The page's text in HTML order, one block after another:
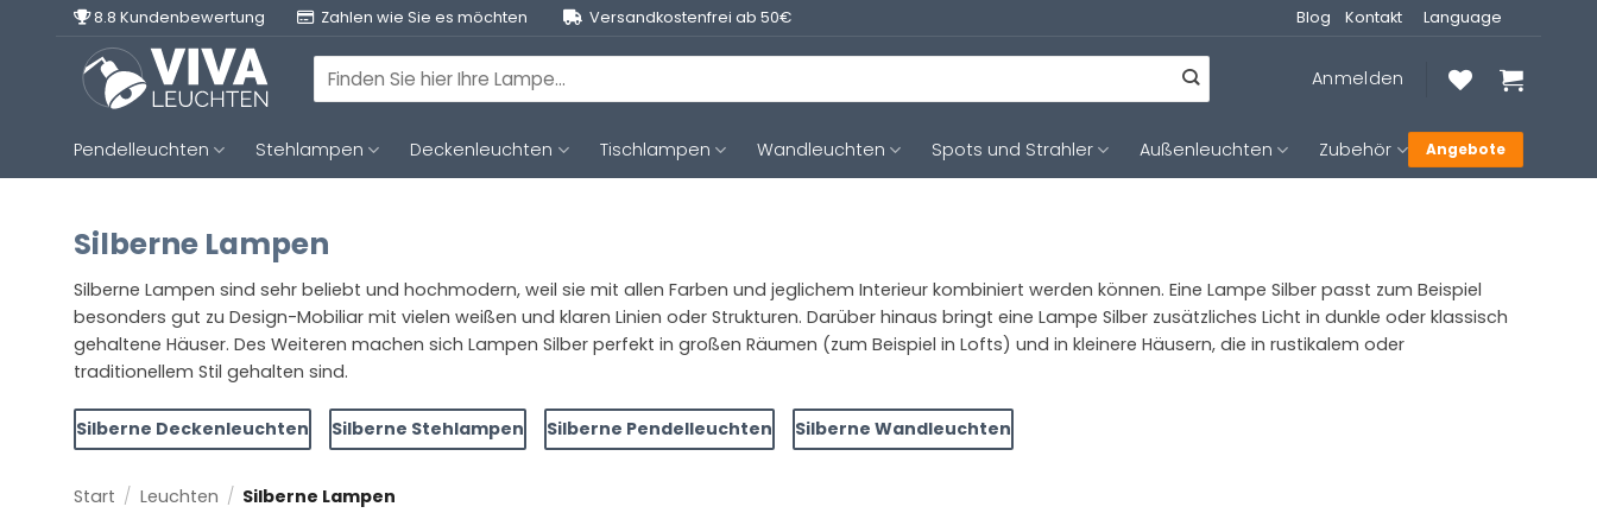
8.8 Kundenbewertung Zahlen wie Sie es möchten Versandkostenfrei ab 50€ Blog Kontakt Language
Suchen
nach:
Anmelden
Pendelleuchten Stehlampen Deckenleuchten Tischlampen Wandleuchten Spots und Strahler Außenleuchten Zubehör Angebote
Silberne Lampen
Silberne Lampen sind sehr beliebt und hochmodern, weil sie mit allen Farben und jeglichem Interieur kombiniert werden können. Eine Lampe Silber passt zum Beispiel
besonders gut zu Design-Mobiliar mit vielen weißen und klaren Linien oder Strukturen. Darüber hinaus bringt eine Lampe Silber zusätzliches Licht in dunkle oder klassisch
gehaltene Häuser. Des Weiteren machen sich Lampen Silber perfekt in großen Räumen (zum Beispiel in Lofts) und in kleinere Häusern, die in rustikalem oder
traditionellem Stil gehalten sind.
Silberne Deckenleuchten Silberne Stehlampen Silberne Pendelleuchten Silberne Wandleuchten
Start / Leuchten / Silberne Lampen